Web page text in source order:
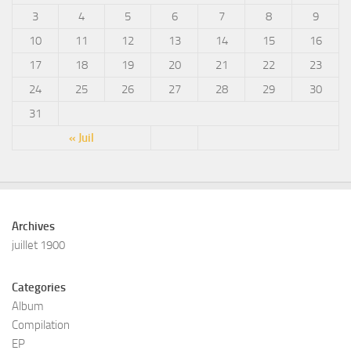
« Juil
3
4 5 6 7 8
9
10
11 12 13 14 15
16
17
18 19 20 21 22
23
24
25 26 27 28 29
30
31
Archives
juillet 1900
Categories
Album
Compilation
EP